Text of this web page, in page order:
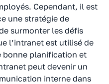
Cependant, il est
une stratégie de
surmonter les défis
l’intranet est utilisé de
bonne planification et
peut devenir un
interne dans